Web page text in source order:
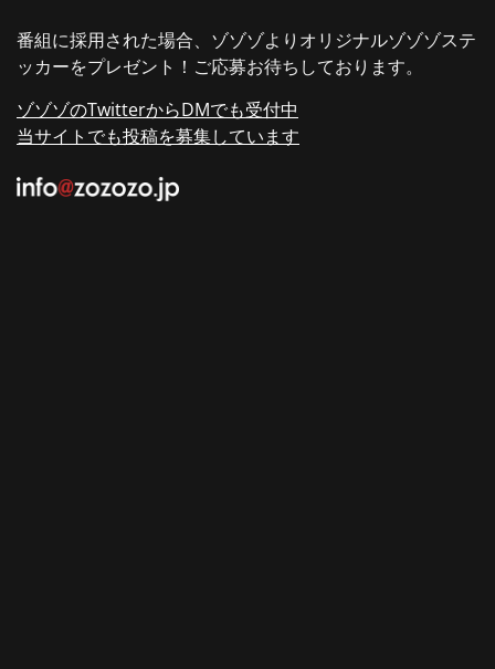
番組に採用された場合、ゾゾゾよりオリジナルゾゾゾステ
ッカーをプレゼント！ご応募お待ちしております。
ゾゾゾのTwitterからDMでも受付中
当サイトでも投稿を募集しています